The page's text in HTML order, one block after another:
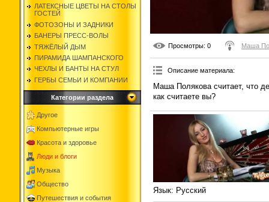
ЛАТЕКСНЫЕ ЦВЕТЫ НА СТОЛЫ
ГОСТЕЙ
ФОТОЗОНЫ И ЗАДНИКИ
БАНЕРЫ ПРЕСС-ВОЛЫ
ТЯЖЁЛЫЙ ДЫМ
ПИРАМИДА ШАМПАНСКОГО
ЧЕХЛЫ И БАНТЫ НА СТУЛ
ГЕРБЫ СЕМЬИ И КОМПАНИИ
Категории раздела
Другое
Компьютерные игры
Красота и здоровье
Люди и блоги
Музыка
Общество
Путешествия и события
Просмотры: 0 Маша
Описание материала:
Маша Полякова считает, что
как считаете вы?
Язык: Русский